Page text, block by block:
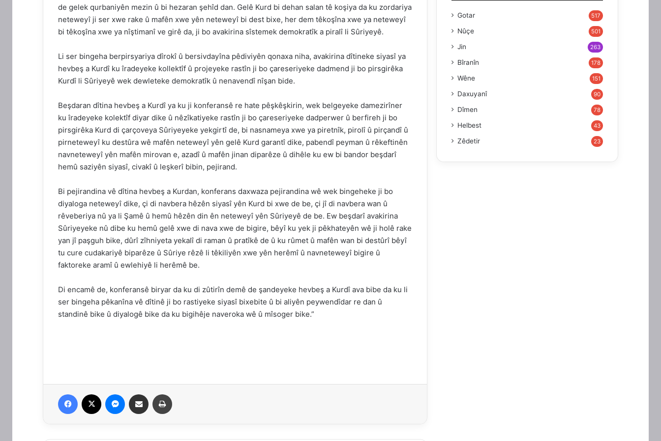
de gelek qurbaniyên mezin û bi hezaran şehîd dan. Gelê Kurd bi dehan salan tê koşiya da ku zordariya
neteweyî ji ser xwe rake û mafên xwe yên neteweyî bi dest bixe, her dem têkoşîna xwe ya neteweyî
bi têkoşîna xwe ya nîştimanî ve girê da, ji bo avakirina sîstemek demokratîk a piralî li Sûriyeyê.
Li ser bingeha berpirsyariya dîrokî û bersivdayîna pêdiviyên qonaxa niha, avakirina dîtineke siyasî ya
hevbeş a Kurdî ku îradeyeke kollektîf û projeyeke rastîn ji bo çareseriyeke dadmend ji bo pirsgirêka
Kurdî li Sûriyeyê wek dewleteke demokratîk û nenavendî nîşan bide.
Beşdaran dîtina hevbeş a Kurdî ya ku ji konferansê re hate pêşkêşkirin, wek belgeyeke damezirîner
ku îradeyeke kolektîf diyar dike û nêzîkatiyeke rastîn ji bo çareseriyeke dadperwer û berfireh ji bo
pirsgirêka Kurd di çarçoveya Sûriyeyeke yekgirtî de, bi nasnameya xwe ya piretnîk, pirolî û pirçandî û
pirneteweyî ku destûra wê mafên neteweyî yên gelê Kurd garantî dike, pabendî peyman û rêkeftinên
navneteweyî yên mafên mirovan e, azadî û mafên jinan diparêze û dihêle ku ew bi bandor beşdarî
hemû saziyên siyasî, civakî û leşkerî bibin, pejirand.
Bi pejirandina vê dîtina hevbeş a Kurdan, konferans daxwaza pejirandina wê wek bingeheke ji bo
diyaloga neteweyî dike, çi di navbera hêzên siyasî yên Kurd bi xwe de be, çi jî di navbera wan û
rêveberiya nû ya li Şamê û hemû hêzên din ên neteweyî yên Sûriyeyê de be. Ew beşdarî avakirina
Sûriyeyeke nû dibe ku hemû gelê xwe di nava xwe de bigire, bêyî ku yek ji pêkhateyên wê ji holê rake
yan jî paşguh bike, dûrî zîhniyeta yekalî di raman û pratîkê de û ku rûmet û mafên wan bi destûrî bêyî
tu cure cudakariyê biparêze û Sûriye rêzê li têkiliyên xwe yên herêmî û navneteweyî bigire û
faktoreke aramî û ewlehiyê li herêmê be.
Di encamê de, konferansê biryar da ku di zûtirîn demê de şandeyeke hevbeş a Kurdî ava bibe da ku li
ser bingeha pêkanîna vê dîtinê ji bo rastiyeke siyasî bixebite û bi aliyên peywendîdar re dan û
standinê bike û diyalogê bike da ku bigihêje naveroka wê û mîsoger bike.”
Facebook MessengerParvekirin
Gotar 517
Nûçe 501
Jin 263
Bîranîn 178
Wêne 151
Daxuyanî 90
Dîmen 78
Helbest 43
Zêdetir 23